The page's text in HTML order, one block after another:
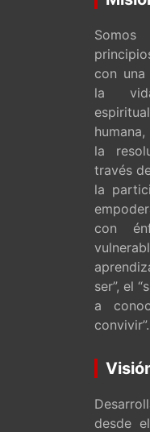
con
la
la
través
la
con
ser”, el
a
convivir”.
desde